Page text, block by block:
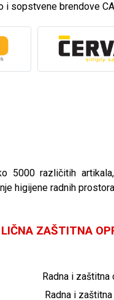
i sopstvene brendove
5000 različitih
higijene radnih
LIČNA ZAŠTITNA
Radna i zaštitna
Radna i